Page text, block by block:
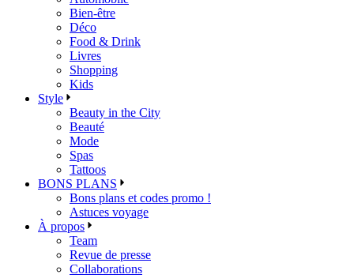
Bien-être
Déco
Food & Drink
Livres
Shopping
Kids
Style
Beauty in the City
Beauté
Mode
Spas
Tattoos
BONS PLANS
Bons plans et codes promo !
Astuces voyage
À propos
Team
Revue de presse
Collaborations